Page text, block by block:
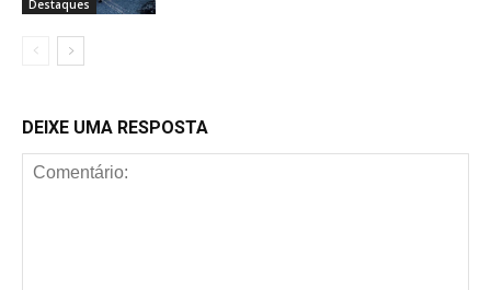
Destaques
DEIXE UMA RESPOSTA